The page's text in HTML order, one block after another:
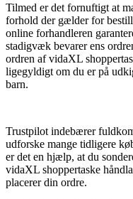
Tilmed er det fornuftigt at
forhold der gælder for
online forhandleren
stadigvæk bevarer ens
ordren af vidaXL
ligegyldigt om du er på
barn.
Trustpilot indebærer
udforske mange tidligere
er det en hjælp, at du
vidaXL shoppertaske
placerer din ordre.